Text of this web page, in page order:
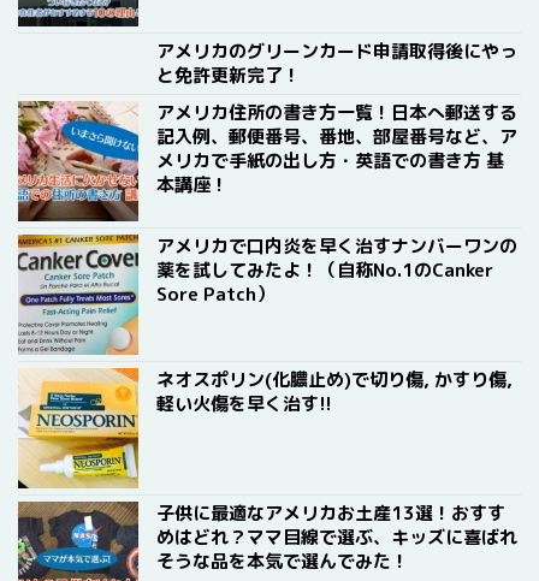
アメリカのグリーンカード申請取得後にやっ
と免許更新完了！
アメリカ住所の書き方一覧！日本へ郵送する
記入例、郵便番号、番地、部屋番号など、ア
メリカで手紙の出し方・英語での書き方 基
本講座！
アメリカで口内炎を早く治すナンバーワンの
薬を試してみたよ！（自称No.1のCanker
Sore Patch）
ネオスポリン(化膿止め)で切り傷, かすり傷,
軽い火傷を早く治す!!
子供に最適なアメリカお土産13選！おすす
めはどれ？ママ目線で選ぶ、キッズに喜ばれ
そうな品を本気で選んでみた！